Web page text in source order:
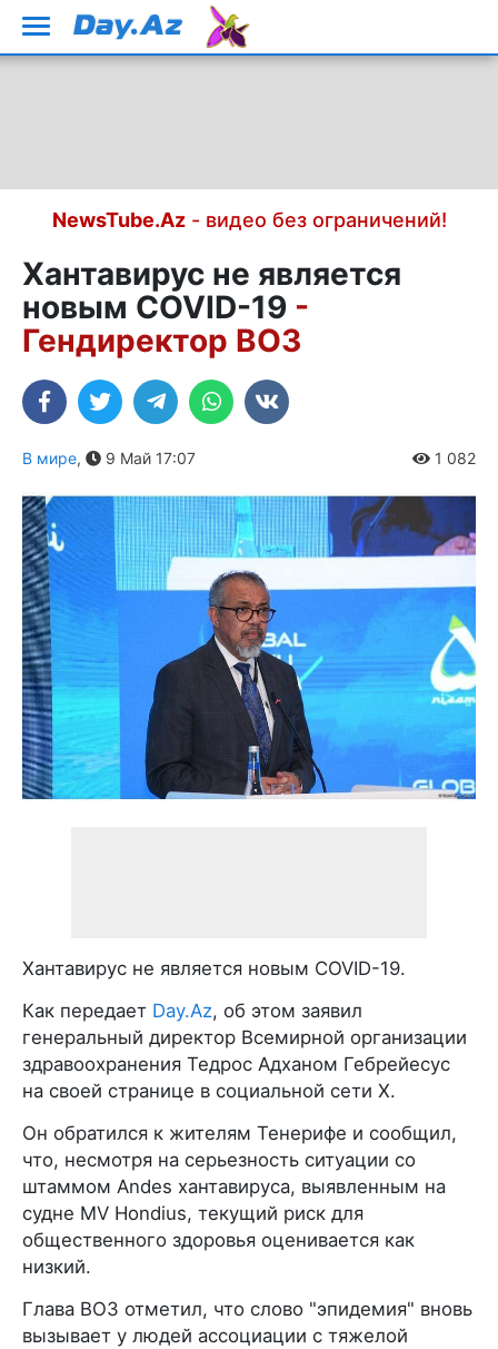
NewsTube.Az- видео без ограничений!
Хантавирус не является
новым COVID-19 -
Гендиректор ВОЗ
В мире, 9 Май 17:07 1 082
Хантавирус не является новым COVID-19.
Как передает Day.Az, об этом заявил
генеральный директор Всемирной организации
здравоохранения Тедрос Адханом Гебрейесус
на своей странице в социальной сети X.
Он обратился к жителям Тенерифе и сообщил,
что, несмотря на серьезность ситуации со
штаммом Andes хантавируса, выявленным на
судне MV Hondius, текущий риск для
общественного здоровья оценивается как
низкий.
Глава ВОЗ отметил, что слово "эпидемия" вновь
вызывает у людей ассоциации с тяжелой